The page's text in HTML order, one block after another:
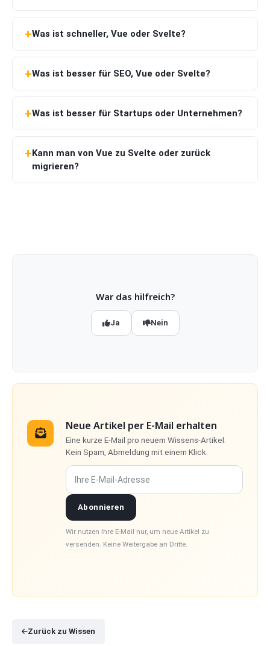
Was ist schneller, Vue oder Svelte?
Was ist besser für SEO, Vue oder Svelte?
Was ist besser für Startups oder Unternehmen?
Kann man von Vue zu Svelte oder zurück
migrieren?
War das hilfreich?
Ja Nein
Neue Artikel per E-Mail erhalten
Eine kurze E-Mail pro neuem Wissens-Artikel.
Kein Spam, Abmeldung mit einem Klick.
Ihre E-Mail-Adresse
Abonnieren
Wir nutzen Ihre E-Mail nur, um neue Artikel zu
versenden. Keine Weitergabe an Dritte.
Zurück zu Wissen